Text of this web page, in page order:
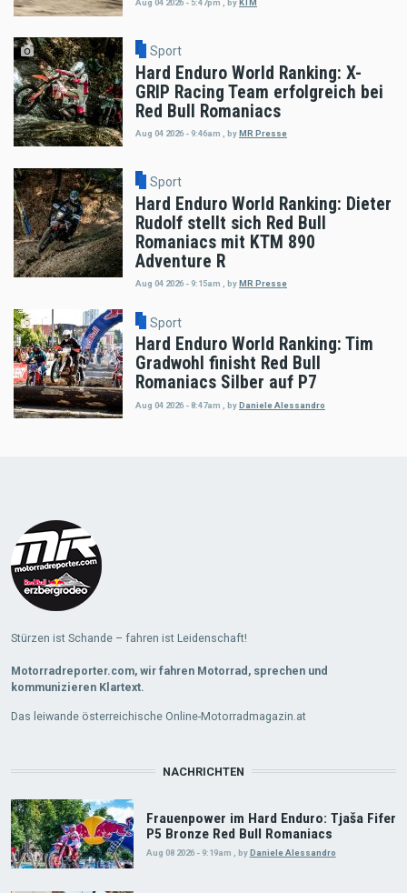
Aug 04 2026 - 5:47pm , by KTM
Sport
Hard Enduro World Ranking: X-
GRIP Racing Team erfolgreich bei
Red Bull Romaniacs
Aug 04 2026 - 9:46am byMR Presse
Sport
Hard Enduro World Ranking: Dieter
Rudolf stellt sich Red Bull
Romaniacs mit KTM 890
Adventure R
Aug 04 2026 - 9:15am byMR Presse
Sport
Hard Enduro World Ranking: Tim
Gradwohl finisht Red Bull
Romaniacs Silber auf P7
Aug 04 2026 - 8:47am byDaniele Alessandro
Stürzen ist Schande – fahren ist Leidenschaft!
Motorradreporter.com, wir fahren Motorrad, sprechen und
kommunizieren Klartext.
Das leiwande österreichische Online-Motorradmagazin.at
NACHRICHTEN
Frauenpower im Hard Enduro: Tjaša Fifer
P5 Bronze Red Bull Romaniacs
Aug 08 2026 - 9:19am byDaniele Alessandro